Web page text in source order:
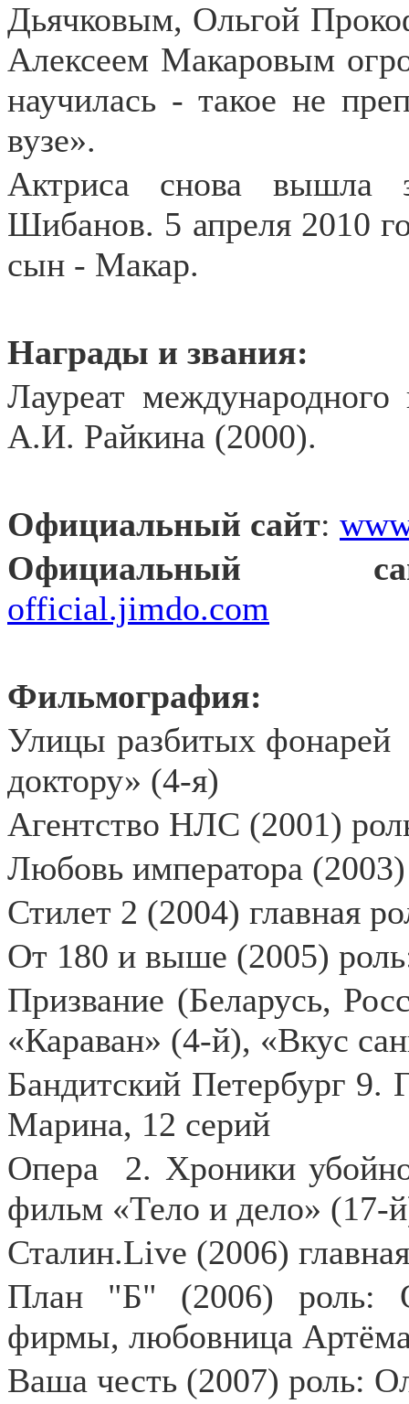
Дьячковым, Ольгой
Алексеем Макаровым
научилась - такое не
вузе».
Актриса снова
Шибанов. 5 апреля 2010
сын - Макар.
Награды и звания:
Лауреат
А.И. Райкина (2000).
Официальный сайт:
official.jimdo.com
Фильмография:
Улицы разбитых фонарей
доктору» (4-я)
Агентство НЛС (2001)
Любовь императора
Стилет 2 (2004) главная
От 180 и выше (2005)
Призвание (Беларусь,
«Караван» (4-й), «Вкус
Бандитский Петербург 9.
Марина, 12 серий
Опера
2. Хроники
фильм «Тело и дело» (17-
Сталин.Live (2006)
План "Б" (2006) роль:
фирмы, любовница
Ваша честь (2007) роль: